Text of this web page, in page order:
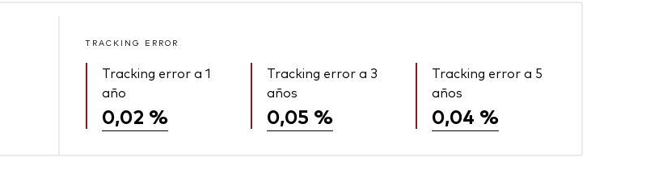
TRACKING ERROR
Tracking error a 1
año
0,02 %
Tracking error a 3
años
0,05 %
Tracking error a 5
años
0,04 %